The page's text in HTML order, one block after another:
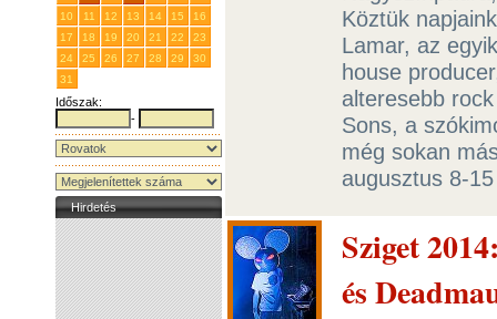
10
11 12 13 14 15
16
17
18 19 20 21 22
23
24
25 26 27 28 29
30
31
Időszak:
-
Hirdetés
Köztük
Lamar, az
house
alteresebb
Sons, a
még sokan
augusztus 8-
Sziget
és